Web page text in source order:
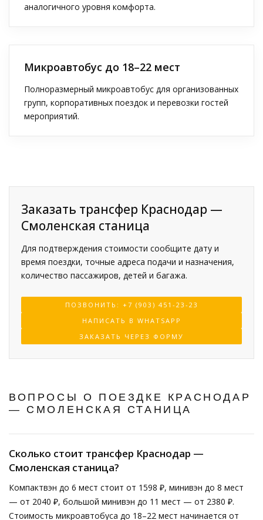
аналогичного уровня комфорта.
Микроавтобус до 18–22 мест
Полноразмерный микроавтобус для организованных
групп, корпоративных поездок и перевозки гостей
мероприятий.
Заказать трансфер Краснодар —
Смоленская станица
Для подтверждения стоимости сообщите дату и
время поездки, точные адреса подачи и назначения,
количество пассажиров, детей и багажа.
ПОЗВОНИТЬ: +7 (903) 451-23-23
НАПИСАТЬ В WHATSAPP
ЗАКАЗАТЬ ЧЕРЕЗ ФОРМУ
ВОПРОСЫ О ПОЕЗДКЕ КРАСНОДАР
— СМОЛЕНСКАЯ СТАНИЦА
Сколько стоит трансфер Краснодар —
Смоленская станица?
Компактвэн до 6 мест стоит от 1598 ₽, минивэн до 8 мест
— от 2040 ₽, большой минивэн до 11 мест — от 2380 ₽.
Стоимость микроавтобуса до 18–22 мест начинается от